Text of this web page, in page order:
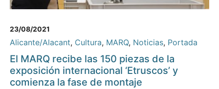
23/08/2021
Alicante/Alacant, Cultura, MARQ, Noticias, Portada
El MARQ recibe las 150 piezas de la
exposición internacional ‘Etruscos’ y
comienza la fase de montaje